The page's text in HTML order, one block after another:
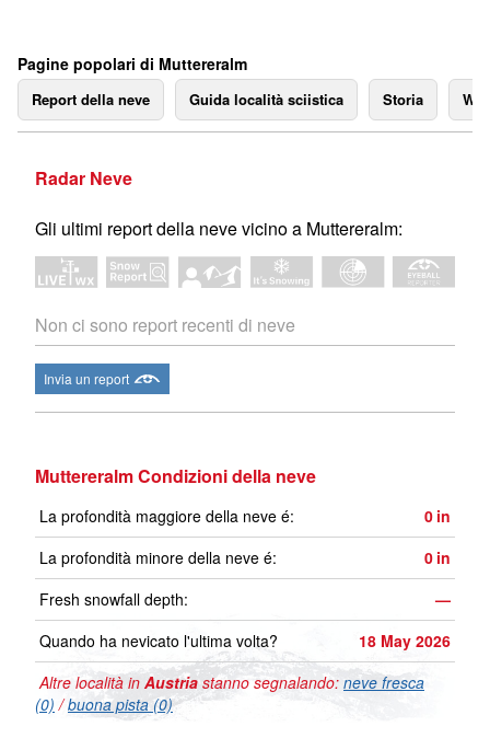
Pagine popolari di Muttereralm
Report della neve Guida località sciistica Storia
Radar Neve
Gli ultimi report della neve vicino a Muttereralm:
Non ci sono report recenti di neve
Invia un report
Muttereralm Condizioni della neve
La profondità maggiore della neve é: 0 in
La profondità minore della neve é:
0 in
Fresh snowfall depth:
—
Quando ha nevicato l'ultima volta?
18 May 2026
Altre località in Austria stanno segnalando: neve fresca
(0) /buona pista (0)